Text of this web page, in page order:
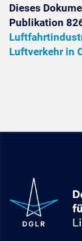
Dieses
Publikation
Luftverkehr in